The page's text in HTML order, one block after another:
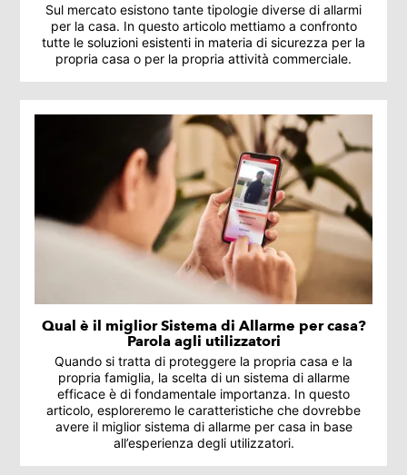
Sul mercato esistono tante tipologie diverse di allarmi
per la casa. In questo articolo mettiamo a confronto
tutte le soluzioni esistenti in materia di sicurezza per la
propria casa o per la propria attività commerciale.
Qual è il miglior Sistema di Allarme per casa?
Parola agli utilizzatori
Quando si tratta di proteggere la propria casa e la
propria famiglia, la scelta di un sistema di allarme
efficace è di fondamentale importanza. In questo
articolo, esploreremo le caratteristiche che dovrebbe
avere il miglior sistema di allarme per casa in base
all’esperienza degli utilizzatori.